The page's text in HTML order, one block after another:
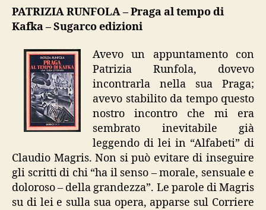
“Praga
Kafka”
PATRIZIA RUNFOLA – Praga al tempo di
Kafka – Sugarco edizioni
Avevo un appuntamento con
Patrizia Runfola, dovevo
incontrarla nella sua Praga;
avevo stabilito da tempo questo
nostro incontro che mi era
sembrato inevitabile già
leggendo di lei in “Alfabeti” di
Claudio Magris. Non si può evitare di inseguire
gli scritti di chi “ha il senso – morale, sensuale e
doloroso – della grandezza”. Le parole di Magris
su di lei e sulla sua opera, apparse sul Corriere